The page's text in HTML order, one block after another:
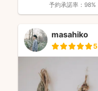
予約承諾率： 98%
masahiko
5